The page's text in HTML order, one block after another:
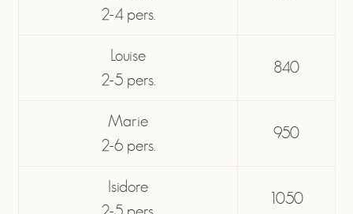
2-4 pers.
Louise
2-5 pers.
840
Marie
2-6 pers.
950
Isidore
1050